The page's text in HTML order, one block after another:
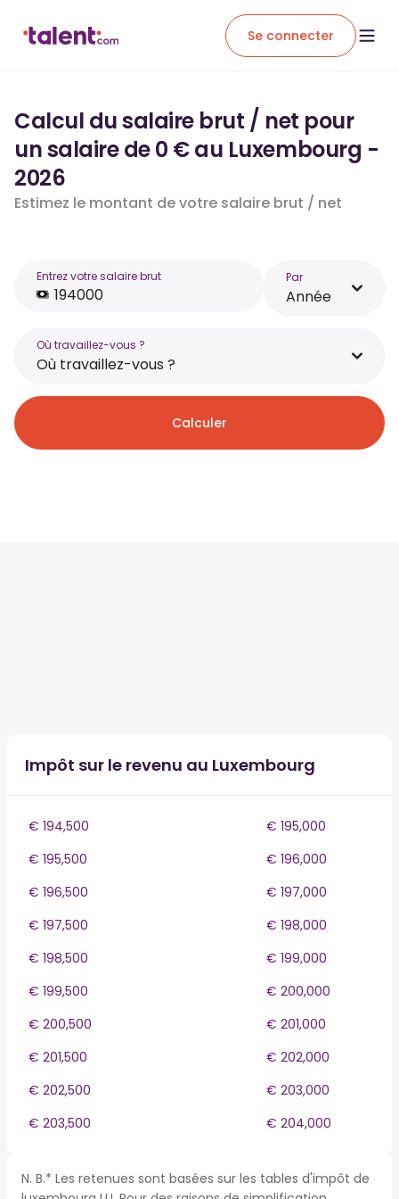
Se connecter
Calcul du salaire brut / net pour
un salaire de 0 € au Luxembourg -
2026
Estimez le montant de votre salaire brut / net
Entrez votre salaire brut Par
Année
Où travaillez-vous ?
Où travaillez-vous ?
Calculer
Impôt sur le revenu au Luxembourg
€ 194,500
€ 195,000
€ 195,500
€ 196,000
€ 196,500
€ 197,000
€ 197,500
€ 198,000
€ 198,500
€ 199,000
€ 199,500
€ 200,000
€ 200,500
€ 201,000
€ 201,500
€ 202,000
€ 202,500
€ 203,000
€ 203,500
€ 204,000
N. B.* Les retenues sont basées sur les tables d'impôt de